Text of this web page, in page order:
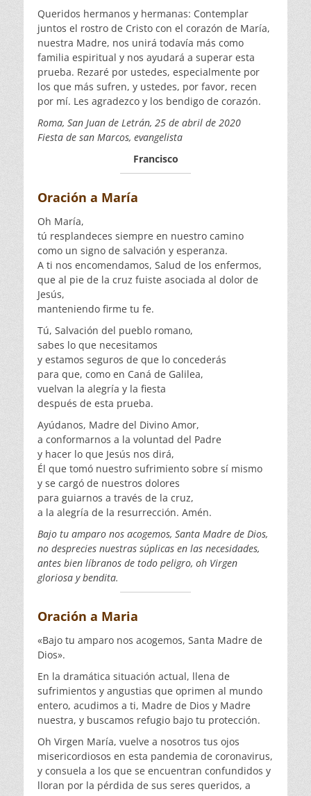
Queridos hermanos y hermanas: Contemplar
juntos el rostro de Cristo con el corazón de María,
nuestra Madre, nos unirá todavía más como
familia espiritual y nos ayudará a superar esta
prueba. Rezaré por ustedes, especialmente por
los que más sufren, y ustedes, por favor, recen
por mí. Les agradezco y los bendigo de corazón.
Roma, San Juan de Letrán, 25 de abril de 2020
Fiesta de san Marcos, evangelista
Francisco
Oración a María
Oh María,
tú resplandeces siempre en nuestro camino
como un signo de salvación y esperanza.
A ti nos encomendamos, Salud de los enfermos,
que al pie de la cruz fuiste asociada al dolor de
Jesús,
manteniendo firme tu fe.
Tú, Salvación del pueblo romano,
sabes lo que necesitamos
y estamos seguros de que lo concederás
para que, como en Caná de Galilea,
vuelvan la alegría y la fiesta
después de esta prueba.
Ayúdanos, Madre del Divino Amor,
a conformarnos a la voluntad del Padre
y hacer lo que Jesús nos dirá,
Él que tomó nuestro sufrimiento sobre sí mismo
y se cargó de nuestros dolores
para guiarnos a través de la cruz,
a la alegría de la resurrección. Amén.
Bajo tu amparo nos acogemos, Santa Madre de Dios,
no desprecies nuestras súplicas en las necesidades,
antes bien líbranos de todo peligro, oh Virgen
gloriosa y bendita.
Oración a Maria
«Bajo tu amparo nos acogemos, Santa Madre de
Dios».
En la dramática situación actual, llena de
sufrimientos y angustias que oprimen al mundo
entero, acudimos a ti, Madre de Dios y Madre
nuestra, y buscamos refugio bajo tu protección.
Oh Virgen María, vuelve a nosotros tus ojos
misericordiosos en esta pandemia de coronavirus,
y consuela a los que se encuentran confundidos y
lloran por la pérdida de sus seres queridos, a